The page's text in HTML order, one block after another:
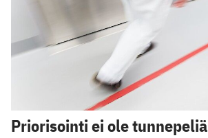
Priorisointi ei ole tunnepeliä